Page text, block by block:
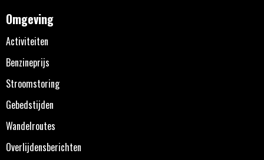
Omgeving
Activiteiten
Benzineprijs
Stroomstoring
Gebedstijden
Wandelroutes
Overlijdensberichten